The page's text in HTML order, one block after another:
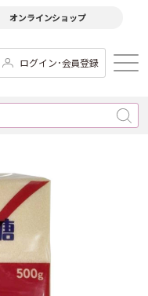
オンラインショップ
ログイン･会員登録